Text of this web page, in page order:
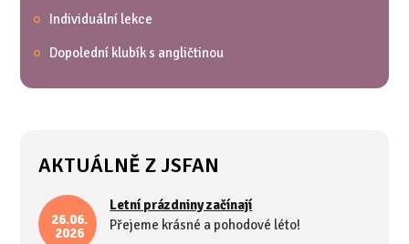
Individuální lekce
Dopolední klubík s angličtinou
AKTUÁLNĚ Z JSFAN
26.06.
2026
Letní prázdniny začínají
Přejeme krásné a pohodové léto!